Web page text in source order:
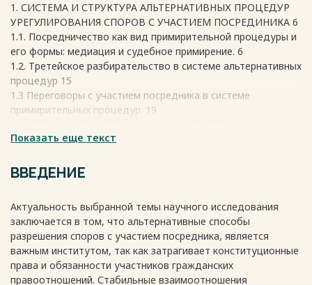
1. СИСТЕМА И СТРУКТУРА АЛЬТЕРНАТИВНЫХ ПРОЦЕДУР
УРЕГУЛИРОВАНИЯ СПОРОВ С УЧАСТИЕМ ПОСРЕДИНИКА 6
1.1. Посредничество как вид примирительной процедуры и
его формы: медиация и судебное примирение. 6
1.2. Третейское разбирательство в системе альтернативных
процедур 15
1.3 Переговоры с участием посредника в системе
примирительных процедур. 19
УРЕГУЛИРОВАНИЯ СПОРОВ. 22
процедуры медиации в Российской Федерации. 22
2.2. Процедура медиации как форма разрешения
ЗАКЛЮЧЕНИЕ 30
СПИСОК ИСПОЛЬЗУЕМЫХ ИСТОЧНИКОВ 32
Материалы судебной практики 33
Учебная и научная литература 34
Показать еще текст
ВВЕДЕНИЕ
Актуальность выбранной темы научного исследования
заключается в том, что альтернативные способы
разрешения споров с участием посредника, является
важным институтом, так как затрагивает конституционные
права и обязанности участников гражданских
правоотношений. Стабильные взаимоотношения